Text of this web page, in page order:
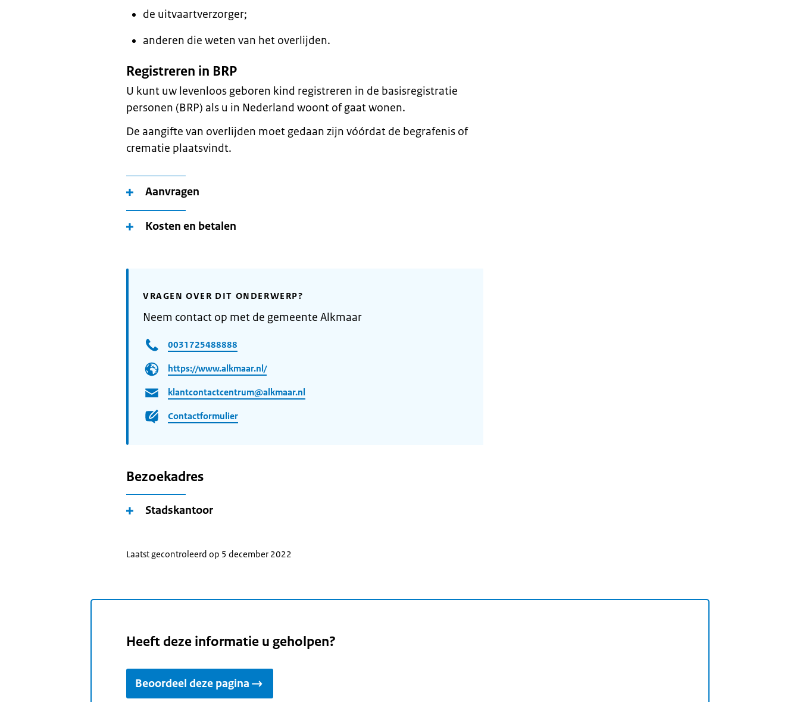
de uitvaartverzorger;
anderen die weten van het overlijden.
Registreren in BRP
U kunt uw levenloos geboren kind registreren in de basisregistratie
personen (BRP) als u in Nederland woont of gaat wonen.
De aangifte van overlijden moet gedaan zijn vóórdat de begrafenis of
crematie plaatsvindt.
Aanvragen
Kosten en betalen
VRAGEN OVER DIT ONDERWERP?
Neem contact op met de gemeente Alkmaar
0031725488888
https://www.alkmaar.nl/
klantcontactcentrum@alkmaar.nl
Contactformulier
Bezoekadres
Stadskantoor
Laatst gecontroleerd op 5 december 2022
Heeft deze informatie u geholpen?
Beoordeel deze pagina